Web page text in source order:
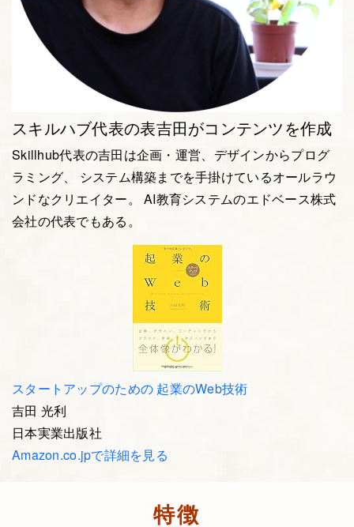
スキルハブ代表の表吉田がコンテンツを作成
Skillhub代表の吉田は企画・運営、デザインからプログ
ラミング、 システム構築までを手掛けているオールラウ
ンドなクリエイター。 AI教育システムのエドベース株式
会社の代表でもある。
スタートアップのための 起業のWeb技術
吉田 光利
日本実業出版社
Amazon.co.jpで詳細を見る
特徴